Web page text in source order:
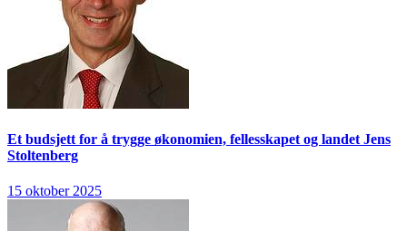
Et budsjett for å trygge økonomien, fellesskapet og landet Jens
Stoltenberg
15 oktober 2025